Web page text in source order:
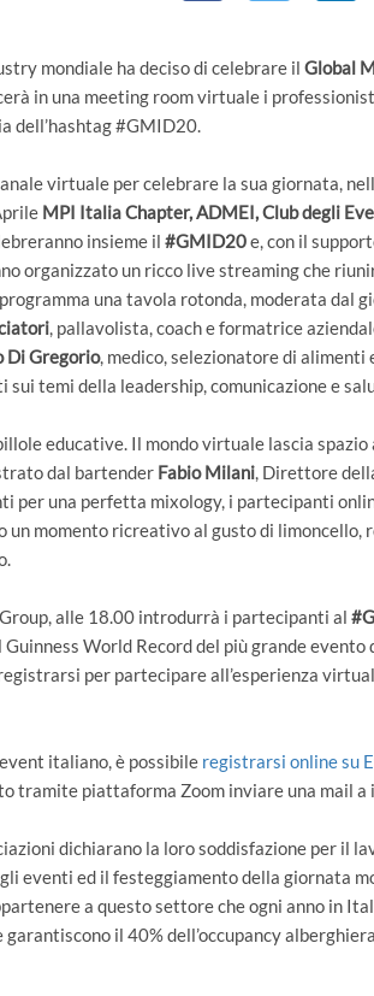
mondiale ha deciso di celebrare il Global
in una meeting room virtuale i
dell’hashtag #GMID20.
virtuale per celebrare la sua giornata,
MPI Italia Chapter, ADMEI, Club degli
insieme il #GMID20e, con il
organizzato un ricco live streaming che
una tavola rotonda, moderata dal
, pallavolista, coach e formatrice
Di Gregorio, medico, selezionatore di alimenti
temi della leadership, comunicazione e
educative. Il mondo virtuale lascia
dal bartender Fabio Milani, Direttore
per una perfetta mixology, i partecipanti
un momento ricreativo al gusto di limoncello,
alle 18.00 introdurrà i partecipanti al
World Record del più grande
per partecipare all’esperienza
italiano, è possibile registrarsi online su
tramite piattaforma Zoom inviare una mail a
dichiarano la loro soddisfazione per il
eventi ed il festeggiamento della giornata
a questo settore che ogni anno in
il 40% dell’occupancy